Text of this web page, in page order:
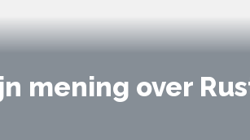
mening over